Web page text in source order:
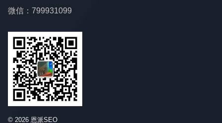
微信：799931099
© 2026 恩派SEO